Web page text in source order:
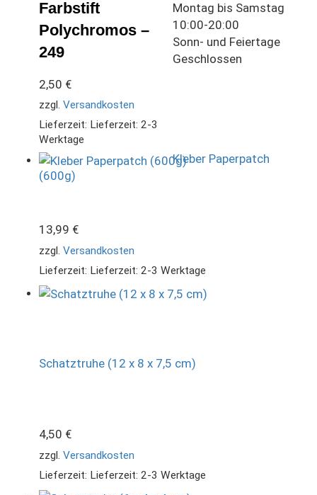
Farbstift
Polychromos –
249
2,50 €
zzgl. Versandkosten
Lieferzeit: Lieferzeit: 2-3
Werktage
Montag bis Samstag
10:00-20:00
Sonn- und Feiertage
Geschlossen
Kleber Paperpatch
(600g)
13,99 €
zzgl. Versandkosten
Lieferzeit: Lieferzeit: 2-3 Werktage
Schatztruhe (12 x 8 x 7,5 cm)
4,50 €
zzgl. Versandkosten
Lieferzeit: Lieferzeit: 2-3 Werktage